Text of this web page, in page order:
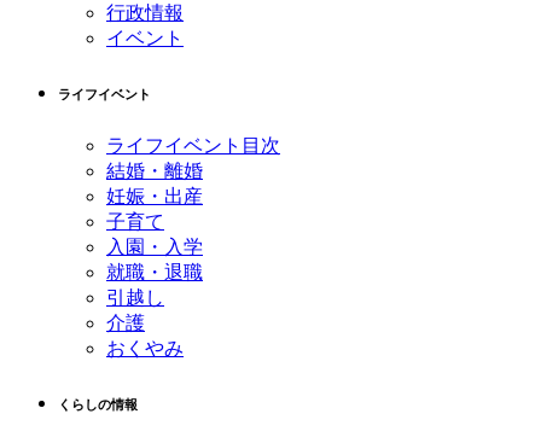
行政情報
イベント
ライフイベント
ライフイベント目次
結婚・離婚
妊娠・出産
子育て
入園・入学
就職・退職
引越し
介護
おくやみ
くらしの情報